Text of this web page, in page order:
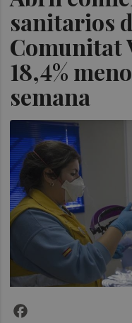
sanitarios
Comunitat
18,4%
semana